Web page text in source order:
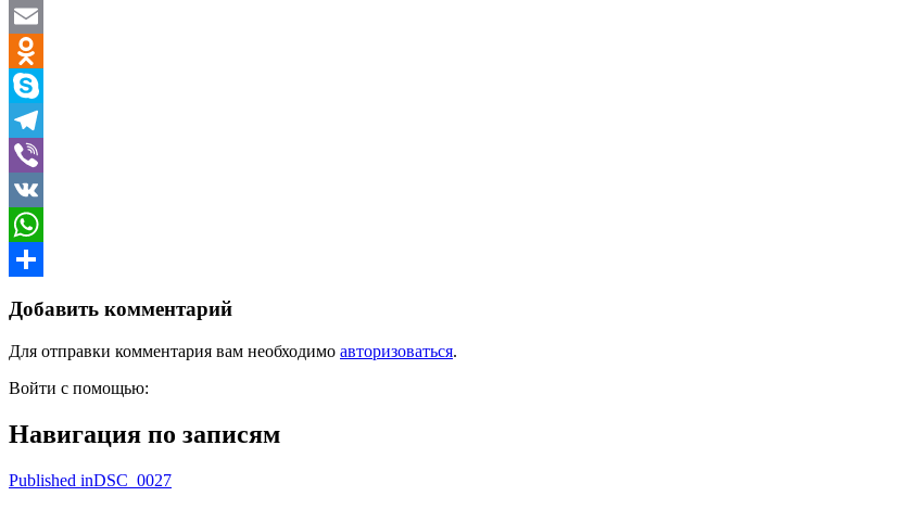
Email
Odnoklassniki
Skype
Telegram
Viber
VK
WhatsApp
Добавить комментарий
Для отправки комментария вам необходимо авторизоваться.
Войти с помощью:
Навигация по записям
Published inDSC_0027